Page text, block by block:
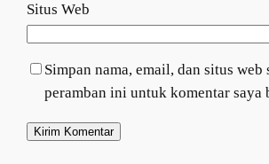
Situs Web
Simpan nama, email, dan situs web
peramban ini untuk komentar saya